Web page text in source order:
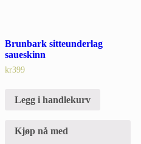
Brunbark sitteunderlag
saueskinn
kr399
Legg i handlekurv
Kjøp nå med